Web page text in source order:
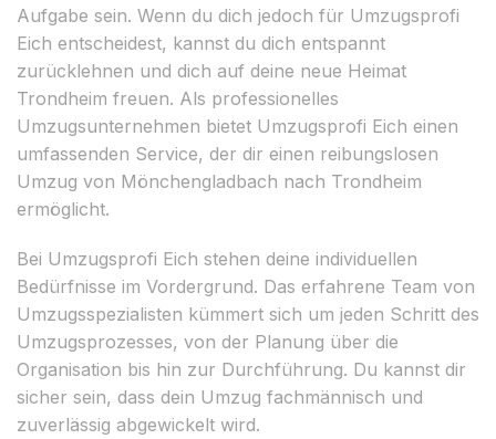
Aufgabe sein. Wenn du dich jedoch für Umzugsprofi
Eich entscheidest, kannst du dich entspannt
zurücklehnen und dich auf deine neue Heimat
Trondheim freuen. Als professionelles
Umzugsunternehmen bietet Umzugsprofi Eich einen
umfassenden Service, der dir einen reibungslosen
Umzug von Mönchengladbach nach Trondheim
ermöglicht.
Bei Umzugsprofi Eich stehen deine individuellen
Bedürfnisse im Vordergrund. Das erfahrene Team von
Umzugsspezialisten kümmert sich um jeden Schritt des
Umzugsprozesses, von der Planung über die
Organisation bis hin zur Durchführung. Du kannst dir
sicher sein, dass dein Umzug fachmännisch und
zuverlässig abgewickelt wird.